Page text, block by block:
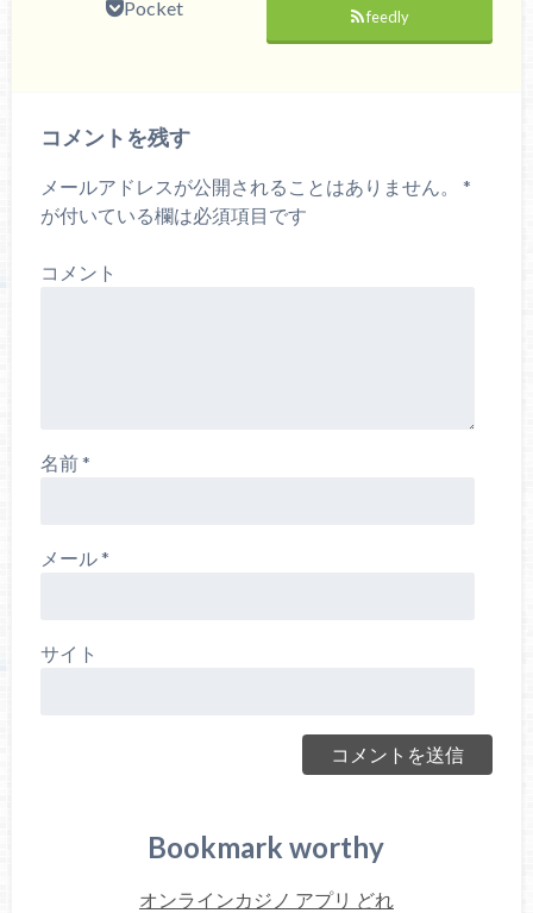
Pocket feedly
コメントを残す
メールアドレスが公開されることはありません。
*
が付いている欄は必須項目です
コメント
名前*
メール*
サイト
Bookmark worthy
オンラインカジノ アプリ どれ